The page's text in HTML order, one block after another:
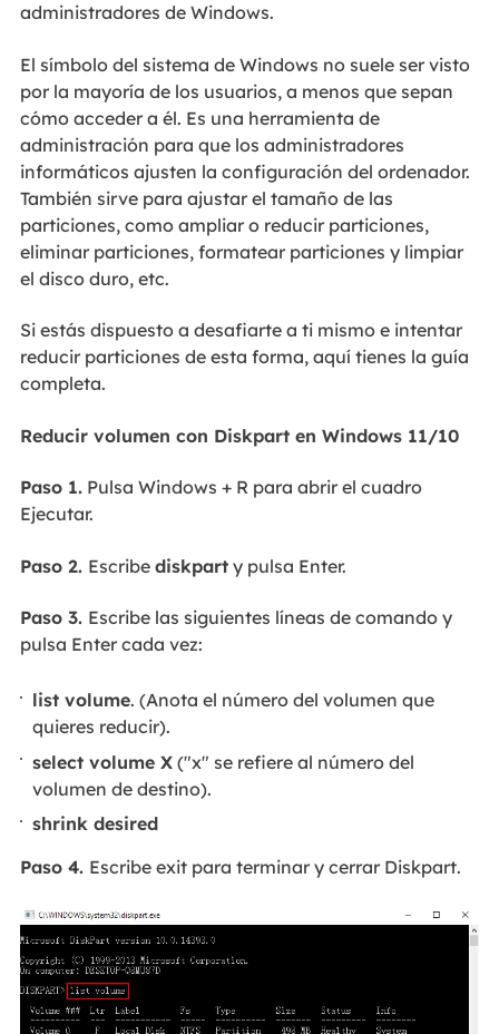
administradores de Windows.
El símbolo del sistema de Windows no suele ser visto
por la mayoría de los usuarios, a menos que sepan
cómo acceder a él. Es una herramienta de
administración para que los administradores
informáticos ajusten la configuración del ordenador.
También sirve para ajustar el tamaño de las
particiones, como ampliar o reducir particiones,
eliminar particiones, formatear particiones y limpiar
el disco duro, etc.
Si estás dispuesto a desafiarte a ti mismo e intentar
reducir particiones de esta forma, aquí tienes la guía
completa.
Reducir volumen con Diskpart en Windows 11/10
Paso 1.Pulsa Windows + R para abrir el cuadro
Ejecutar.
Paso 2. Escribe diskparty pulsa Enter.
Paso 3. Escribe las siguientes líneas de comando y
pulsa Enter cada vez:
list volume. (Anota el número del volumen que
quieres reducir).
select volume X ("x" se refiere al número del
volumen de destino).
shrink desired
Paso 4. Escribe exit para terminar y cerrar Diskpart.